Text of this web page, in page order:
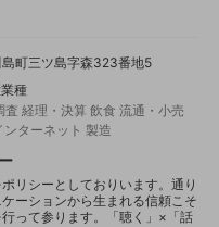
町三ツ島字森323番地5
種
査 経理・決算 飲食 流通・小売
ンターネット 製造
リシーとしておりいます。通り
ーションから生まれる信頼こそ
って参ります。「聴く」×「話